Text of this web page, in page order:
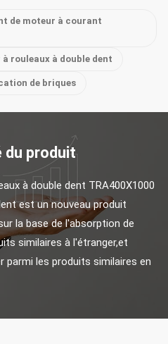
de moteur à courant
rouleaux à double dent
de briques
du produit
à double dent TRA400X1000
est un nouveau produit
la base de l'absorption de
similaires à l'étranger,et
parmi les produits similaires en